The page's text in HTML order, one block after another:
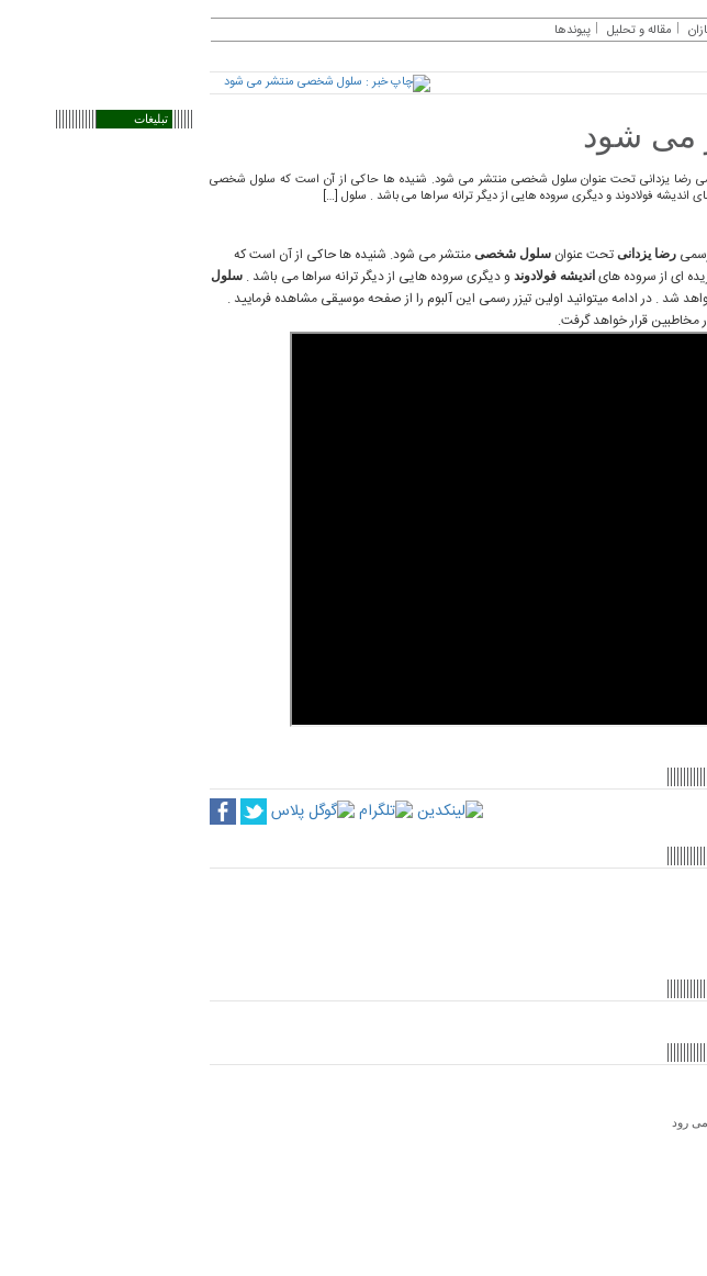
مقاله و تحلیل پیوندها
می شود
رضا یزدانی تحت عنوان سلول شخصی منتشر می شود. شنیده ها حاکی از آن است که سلول شخصی
اندیشه فولادوند و دیگری سروده هایی از دیگر ترانه سراها می باشد . سلول […]
رضا یزدانی تحت عنوان سلول شخصی منتشر می شود. شنیده ها حاکی از آن است که
ای از سروده های اندیشه فولادوند و دیگری سروده هایی از دیگر ترانه سراها می باشد . سلول
شد . در ادامه میتوانید اولین تیزر رسمی این آلبوم را از صفحه موسیقی مشاهده فرمایید .
مخاطبین قرار خواهد گرفت.
رود
تبلیغات